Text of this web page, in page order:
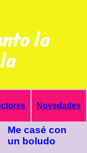
la
Novedades
Me casé con
un boludo